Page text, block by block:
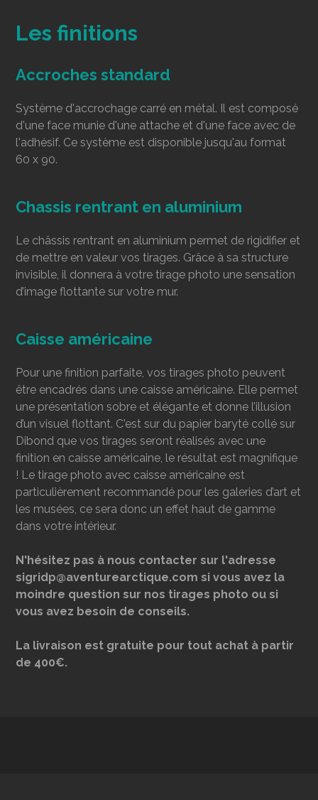
Les finitions
Accroches standard
Système d'accrochage carré en métal. Il est composé
d'une face munie d'une attache et d'une face avec de
l'adhésif. Ce système est disponible jusqu'au format
60 x 90.
Chassis rentrant en aluminium
Le châssis rentrant en aluminium permet de rigidifier et
de mettre en valeur vos tirages. Grâce à sa structure
invisible, il donnera à votre tirage photo une sensation
d’image flottante sur votre mur.
Caisse américaine
Pour une finition parfaite, vos tirages photo peuvent
être encadrés dans une caisse américaine. Elle permet
une présentation sobre et élégante et donne l’illusion
d’un visuel flottant. C'est sur du papier baryté collé sur
Dibond que vos tirages seront réalisés avec une
finition en caisse américaine, le résultat est magnifique
! Le tirage photo avec caisse américaine est
particulièrement recommandé pour les galeries d’art et
les musées, ce sera donc un effet haut de gamme
dans votre intérieur.
N'hésitez pas à nous contacter sur l'adresse
sigridp@aventurearctique.com si vous avez la
moindre question sur nos tirages photo ou si
vous avez besoin de conseils.
La livraison est gratuite pour tout achat à partir
de 400€.